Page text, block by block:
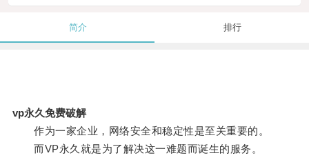
简介 排行
vp永久免费破解
作为一家企业，网络安全和稳定性是至关重要的。
而VP永久就是为了解决这一难题而诞生的服务。